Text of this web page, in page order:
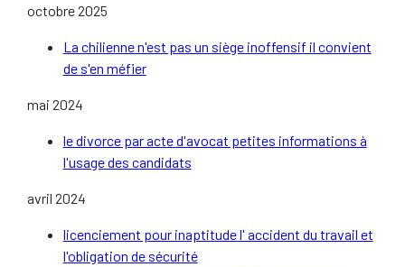
octobre 2025
La chilienne n'est pas un siège inoffensif il convient
de s'en méfier
mai 2024
le divorce par acte d'avocat petites informations à
l'usage des candidats
avril 2024
licenciement pour inaptitude l' accident du travail et
l'obligation de sécurité